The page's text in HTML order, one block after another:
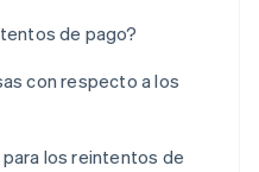
de pago?
con respecto a los
los reintentos de